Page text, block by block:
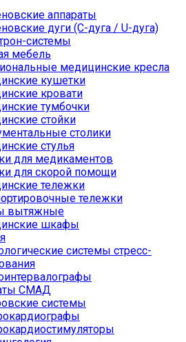
аппараты
дуги (С-дуга / U-дуга)
системы
мебель
медицинские кресла
кушетки
кровати
тумбочки
стойки
столики
стулья
для медикаментов
для скорой помощи
тележки
тележки
вытяжные
шкафы
системы стресс-
СМАД
системы